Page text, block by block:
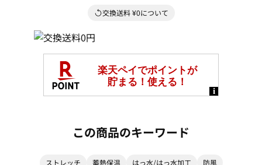
交換送料 ¥0について
この商品のキーワード
ストレッチ 蓄熱保温 はっ水/はっ水加工 防風